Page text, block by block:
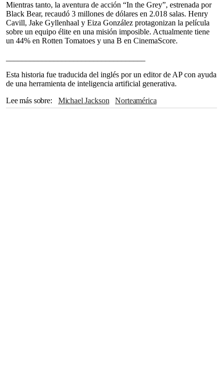
Mientras tanto, la aventura de acción “In the Grey”, estrenada por
Black Bear, recaudó 3 millones de dólares en 2.018 salas. Henry
Cavill, Jake Gyllenhaal y Eiza González protagonizan la película
sobre un equipo élite en una misión imposible. Actualmente tiene
un 44% en Rotten Tomatoes y una B en CinemaScore.
Esta historia fue traducida del inglés por un editor de AP con ayuda
de una herramienta de inteligencia artificial generativa.
Lee más sobre
Michael Jackson
Norteamérica